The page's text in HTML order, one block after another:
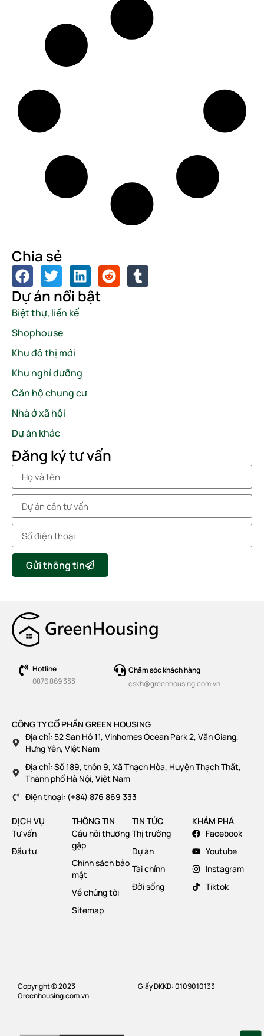
Chia sẻ
Dự án nổi bật
Biệt thự, liền kế
Shophouse
Khu đô thị mới
Khu nghỉ dưỡng
Căn hộ chung cư
Nhà ở xã hội
Dự án khác
Đăng ký tư vấn
Gửi thông tin
Hotline
0876 869 333
Chăm sóc khách hàng
cskh@greenhousing.com.vn
CÔNG TY CỔ PHẦN GREEN HOUSING
Địa chỉ: 52 San Hô 11, Vinhomes Ocean Park 2, Văn Giang,
Hưng Yên, VIệt Nam
Địa chỉ: Số 189, thôn 9, Xã Thạch Hòa, Huyện Thạch Thất,
Thành phố Hà Nội, Việt Nam
Điện thoại: (+84) 876 869 333
DỊCH VỤ
Tư vấn
Đầu tư
THÔNG TIN
Câu hỏi thường
gặp
Chính sách bảo
mật
Về chúng tôi
Sitemap
TIN TỨC
Thị trường
Dự án
Tài chính
Đời sống
KHÁM PHÁ
Facebook
Youtube
Instagram
Tiktok
Copyright © 2023
Greenhousing.com.vn
Giấy ĐKKD: 0109010133